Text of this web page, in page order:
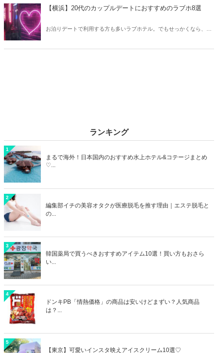
クしてみましょう。
【横浜】20代のカップルデートにおすすめのラブホ8選
お泊りデートで利用する方も多いラブホテル。でもせっかくなら、キ
ランキング
1
まるで海外！日本国内のおすすめ水上ホテル&コテージまとめ
♡...
2
編集部イチの美容オタクが医療脱毛を推す理由｜エステ脱毛と
の...
3
韓国薬局で買うべきおすすめアイテム10選！買い方もおさら
い...
4
ドンキPB「情熱価格」の商品は安いけどまずい？人気商品
は？...
5
【東京】可愛いインスタ映えアイスクリーム10選♡